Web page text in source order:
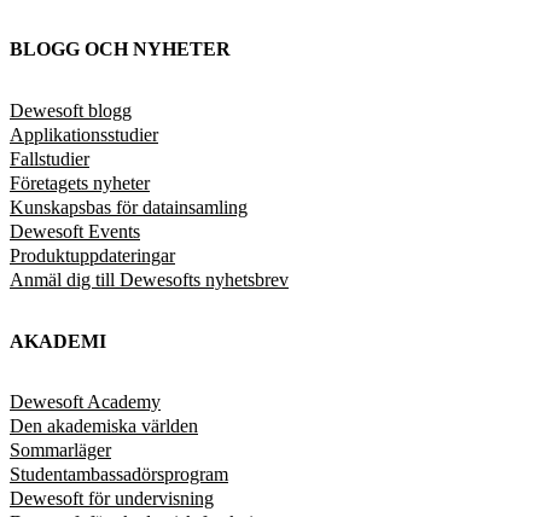
BLOGG OCH NYHETER
Dewesoft blogg
Applikationsstudier
Fallstudier
Företagets nyheter
Kunskapsbas för datainsamling
Dewesoft Events
Produktuppdateringar
Anmäl dig till Dewesofts nyhetsbrev
AKADEMI
Dewesoft Academy
Den akademiska världen
Sommarläger
Studentambassadörsprogram
Dewesoft för undervisning